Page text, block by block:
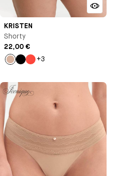
KRISTEN
Shorty
22,00 €
+3